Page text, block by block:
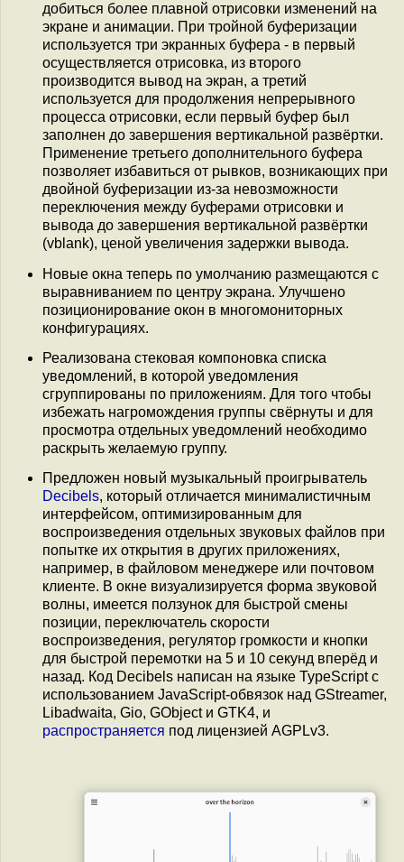
добиться более плавной отрисовки изменений на
экране и анимации. При тройной буферизации
используется три экранных буфера - в первый
осуществляется отрисовка, из второго
производится вывод на экран, а третий
используется для продолжения непрерывного
процесса отрисовки, если первый буфер был
заполнен до завершения вертикальной развёртки.
Применение третьего дополнительного буфера
позволяет избавиться от рывков, возникающих при
двойной буферизации из-за невозможности
переключения между буферами отрисовки и
вывода до завершения вертикальной развёртки
(vblank), ценой увеличения задержки вывода.
Новые окна теперь по умолчанию размещаются с
выравниванием по центру экрана. Улучшено
позиционирование окон в многомониторных
конфигурациях.
Реализована стековая компоновка списка
уведомлений, в которой уведомления
сгруппированы по приложениям. Для того чтобы
избежать нагромождения группы свёрнуты и для
просмотра отдельных уведомлений необходимо
раскрыть желаемую группу.
Предложен новый музыкальный проигрыватель
Decibels, который отличается минималистичным
интерфейсом, оптимизированным для
воспроизведения отдельных звуковых файлов при
попытке их открытия в других приложениях,
например, в файловом менеджере или почтовом
клиенте. В окне визуализируется форма звуковой
волны, имеется ползунок для быстрой смены
позиции, переключатель скорости
воспроизведения, регулятор громкости и кнопки
для быстрой перемотки на 5 и 10 секунд вперёд и
назад. Код Decibels написан на языке TypeScript с
использованием JavaScript-обвязок над GStreamer,
Libadwaita, Gio, GObject и GTK4, и
распространяется под лицензией AGPLv3.